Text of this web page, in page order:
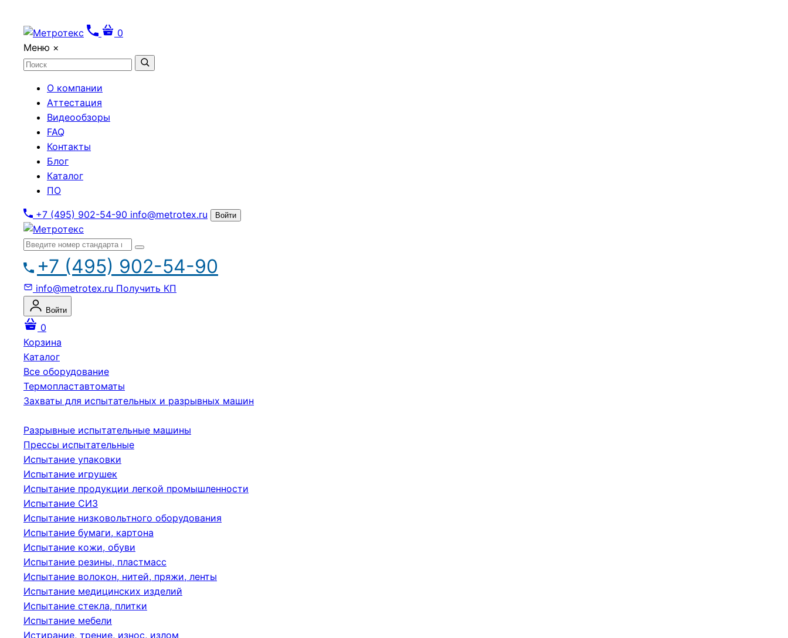
0
Меню ×
О компании
Аттестация
Видеообзоры
FAQ
Контакты
Блог
Каталог
ПО
+7 (495) 902-54-90 info@metrotex.ru Войти
+7 (495) 902-54-90
info@metrotex.ru Получить КП
Войти
0
Корзина
Каталог
Все оборудование
Термопластавтоматы
Захваты для испытательных и разрывных машин
Разрывные испытательные машины
Прессы испытательные
Испытание упаковки
Испытание игрушек
Испытание продукции легкой промышленности
Испытание СИЗ
Испытание низковольтного оборудования
Испытание бумаги, картона
Испытание кожи, обуви
Испытание резины, пластмасс
Испытание волокон, нитей, пряжи, ленты
Испытание медицинских изделий
Испытание стекла, плитки
Испытание мебели
Истирание, трение, износ, излом